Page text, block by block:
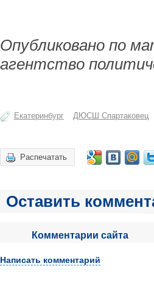
Опубликовано по
агентство
Екатеринбург ДЮСШ Спартаковец
Распечатать
Оставить
Комментарии сайта
Написать комментарий